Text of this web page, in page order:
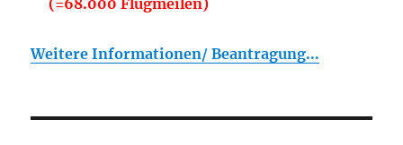
(=68.000 Flugmeilen)
Weitere Informationen/ Beantragung...